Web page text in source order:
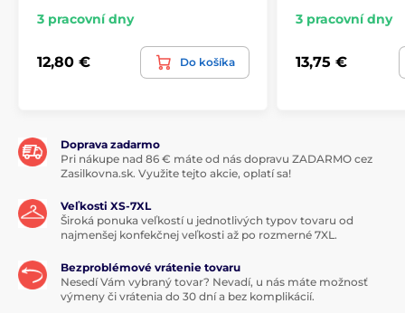
3 pracovní dny
12,80 € Do košíka
3 pracovní dny
13,75 €
Doprava zadarmo
Pri nákupe nad 86 € máte od nás dopravu ZADARMO cez
Zasilkovna.sk. Využite tejto akcie, oplatí sa!
Veľkosti XS-7XL
Široká ponuka veľkostí u jednotlivých typov tovaru od
najmenšej konfekčnej veľkosti až po rozmerné 7XL.
Bezproblémové vrátenie tovaru
Nesedí Vám vybraný tovar? Nevadí, u nás máte možnosť
výmeny či vrátenia do 30 dní a bez komplikácií.